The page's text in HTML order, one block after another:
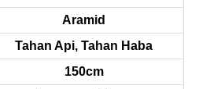
Aramid
Tahan Api, Tahan Haba
150cm